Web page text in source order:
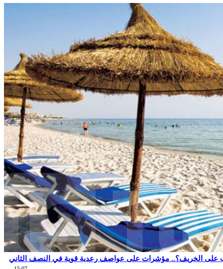
على الخريف؟.. مؤشرات على عواصف رعدية قوية في النصف الثاني